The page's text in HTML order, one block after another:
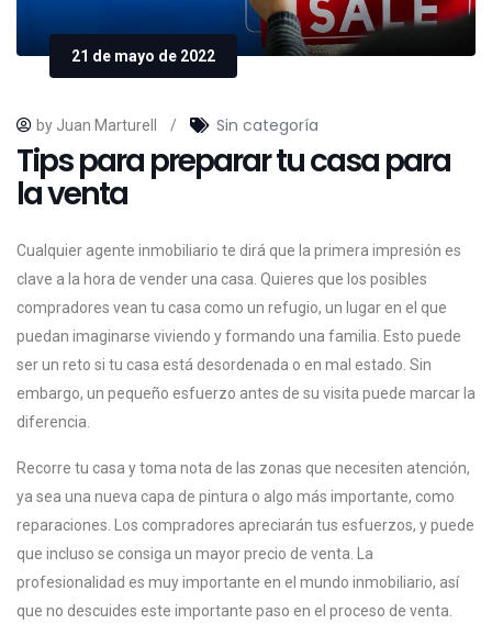
21 de mayo de 2022
by Juan Marturell / Sin categoría
Tips para preparar tu casa para
la venta
Cualquier agente inmobiliario te dirá que la primera impresión es
clave a la hora de vender una casa. Quieres que los posibles
compradores vean tu casa como un refugio, un lugar en el que
puedan imaginarse viviendo y formando una familia. Esto puede
ser un reto si tu casa está desordenada o en mal estado. Sin
embargo, un pequeño esfuerzo antes de su visita puede marcar la
diferencia.
Recorre tu casa y toma nota de las zonas que necesiten atención,
ya sea una nueva capa de pintura o algo más importante, como
reparaciones. Los compradores apreciarán tus esfuerzos, y puede
que incluso se consiga un mayor precio de venta. La
profesionalidad es muy importante en el mundo inmobiliario, así
que no descuides este importante paso en el proceso de venta.